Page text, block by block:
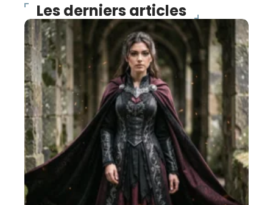
Les derniers articles